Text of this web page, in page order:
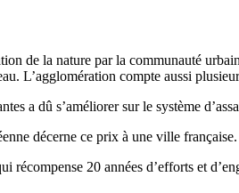
de la nature par la communauté
L’agglomération compte aussi
a dû s’améliorer sur le système
décerne ce prix à une ville française.
récompense 20 années d’efforts et